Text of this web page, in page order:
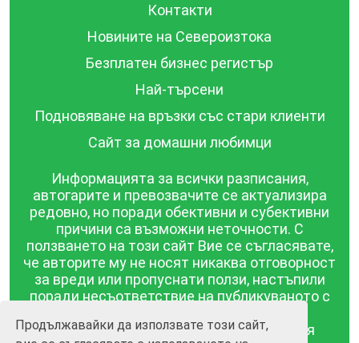
Продължавайки да използвате този сайт,
Контакти
Новините на Североизтока
Безплатен бизнес регистър
Най-търсени
Подновяване на връзки със стари клиенти
Сайт за домашни любимци
Информацията за всички разписания,
автогарите и превозвачите се актуализира
редовно, но поради обективни и субективни
причини са възможни неточности. С
ползването на този сайт Вие се съгласявате,
че авторите му не носят никаква отговорност
за вреди или пропуснати ползи, настъпили
поради несъответствие на публикуваното с
публикувана в този сайт се предоставя